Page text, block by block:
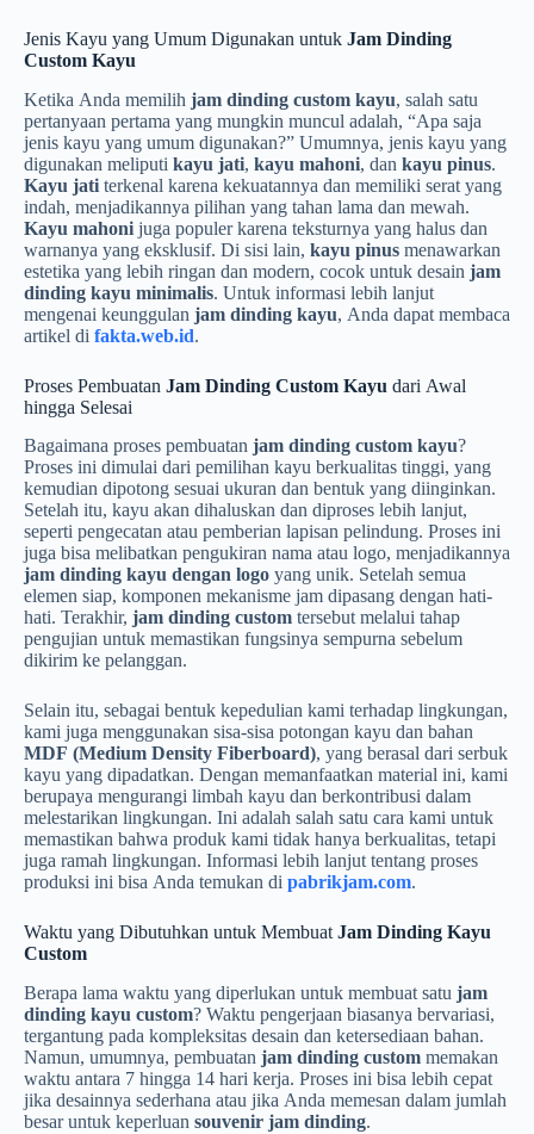
Jenis Kayu yang Umum Digunakan untuk Jam Dinding
Custom Kayu
Ketika Anda memilih jam dinding custom kayu, salah satu
pertanyaan pertama yang mungkin muncul adalah, “Apa saja
jenis kayu yang umum digunakan?” Umumnya, jenis kayu yang
digunakan meliputi kayu jati, kayu mahoni, dan kayu pinus.
Kayu jati terkenal karena kekuatannya dan memiliki serat yang
indah, menjadikannya pilihan yang tahan lama dan mewah.
Kayu mahoni juga populer karena teksturnya yang halus dan
warnanya yang eksklusif. Di sisi lain, kayu pinus menawarkan
estetika yang lebih ringan dan modern, cocok untuk desain jam
dinding kayu minimalis. Untuk informasi lebih lanjut
mengenai keunggulan jam dinding kayu, Anda dapat membaca
artikel di fakta.web.id.
Proses Pembuatan Jam Dinding Custom Kayu dari Awal
hingga Selesai
Bagaimana proses pembuatan jam dinding custom kayu?
Proses ini dimulai dari pemilihan kayu berkualitas tinggi, yang
kemudian dipotong sesuai ukuran dan bentuk yang diinginkan.
Setelah itu, kayu akan dihaluskan dan diproses lebih lanjut,
seperti pengecatan atau pemberian lapisan pelindung. Proses ini
juga bisa melibatkan pengukiran nama atau logo, menjadikannya
jam dinding kayu dengan logo yang unik. Setelah semua
elemen siap, komponen mekanisme jam dipasang dengan hati-
hati. Terakhir, jam dinding custom tersebut melalui tahap
pengujian untuk memastikan fungsinya sempurna sebelum
dikirim ke pelanggan.
Selain itu, sebagai bentuk kepedulian kami terhadap lingkungan,
kami juga menggunakan sisa-sisa potongan kayu dan bahan
MDF (Medium Density Fiberboard), yang berasal dari serbuk
kayu yang dipadatkan. Dengan memanfaatkan material ini, kami
berupaya mengurangi limbah kayu dan berkontribusi dalam
melestarikan lingkungan. Ini adalah salah satu cara kami untuk
memastikan bahwa produk kami tidak hanya berkualitas, tetapi
juga ramah lingkungan. Informasi lebih lanjut tentang proses
produksi ini bisa Anda temukan di pabrikjam.com.
Waktu yang Dibutuhkan untuk Membuat Jam Dinding Kayu
Custom
Berapa lama waktu yang diperlukan untuk membuat satu jam
dinding kayu custom? Waktu pengerjaan biasanya bervariasi,
tergantung pada kompleksitas desain dan ketersediaan bahan.
Namun, umumnya, pembuatan jam dinding custom memakan
waktu antara 7 hingga 14 hari kerja. Proses ini bisa lebih cepat
jika desainnya sederhana atau jika Anda memesan dalam jumlah
besar untuk keperluan souvenir jam dinding.